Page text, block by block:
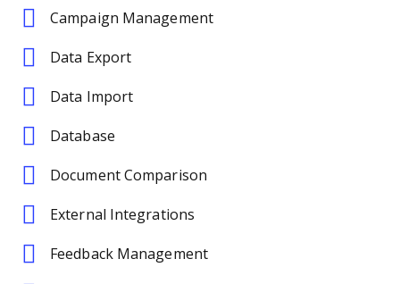
Campaign Management
Data Export
Data Import
Database
Document Comparison
External Integrations
Feedback Management